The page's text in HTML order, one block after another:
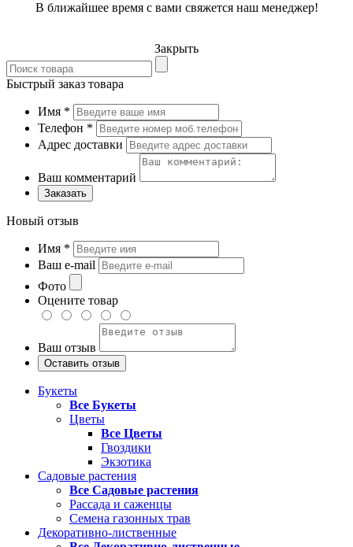
В ближайшее время с вами свяжется наш менеджер!
Закрыть
Быстрый заказ товара
Имя *
Телефон *
Адрес доставки
Ваш комментарий
Заказать
Новый отзыв
Имя *
Ваш e-mail
Фото
Оцените товар
Ваш отзыв
Букеты
Все Букеты
Цветы
Все Цветы
Гвоздики
Экзотика
Садовые растения
Все Садовые растения
Рассада и саженцы
Семена газонных трав
Декоративно-лиственные